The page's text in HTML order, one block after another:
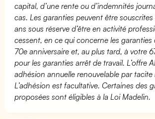
capital, d’une rente ou d’indemnités
cas. Les garanties peuvent être
ans sous réserve d’être en activité
cessent, en ce qui concerne les garanties
70e anniversaire et, au plus tard, à votre
pour les garanties arrêt de travail. L’offre
adhésion annuelle renouvelable par
L’adhésion est facultative. Certaines des
proposées sont éligibles à la Loi Madelin.